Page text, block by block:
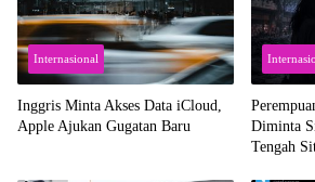
Internasional
Inggris Minta Akses Data iCloud,
Apple Ajukan Gugatan Baru
Diminta
Tengah